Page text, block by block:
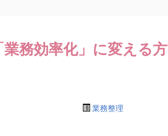
務効率化」に変える方
業務整理